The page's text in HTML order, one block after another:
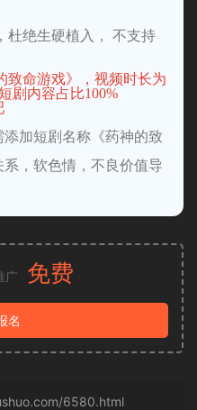
杜绝生硬植入， 不支持
致命游戏》，视频时长为
剧内容占比100%
加短剧名称《药神的致
，软色情，不良价值导
广 免费
名
6580.html